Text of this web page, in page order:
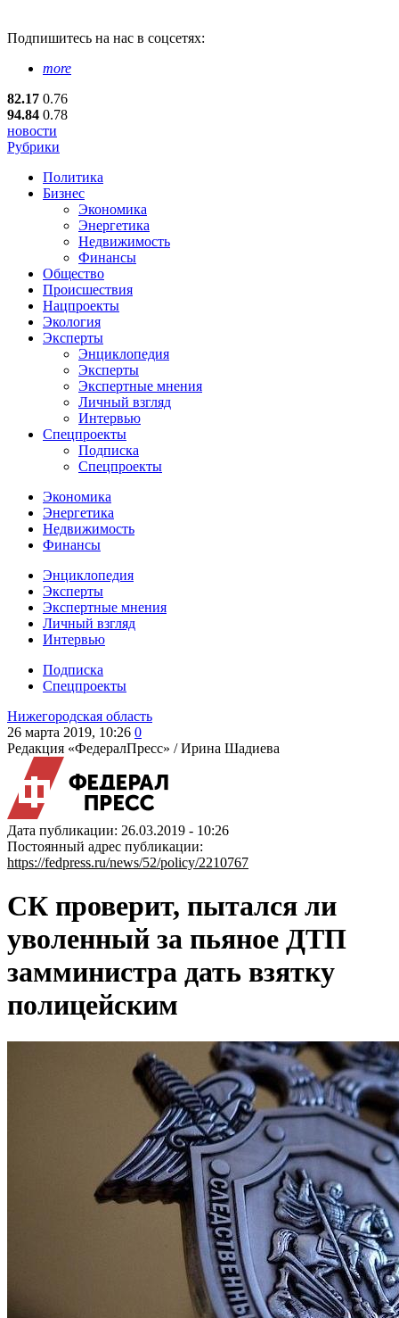
Подпишитесь на нас в соцсетях:
more
82.17 0.76
94.84 0.78
новости
Рубрики
Политика
Бизнес
Экономика
Энергетика
Недвижимость
Финансы
Общество
Происшествия
Нацпроекты
Экология
Эксперты
Энциклопедия
Эксперты
Экспертные мнения
Личный взгляд
Интервью
Спецпроекты
Подписка
Спецпроекты
Экономика
Энергетика
Недвижимость
Финансы
Энциклопедия
Эксперты
Экспертные мнения
Личный взгляд
Интервью
Подписка
Спецпроекты
Нижегородская область
26 марта 2019, 10:26 0
Редакция «ФедералПресс» /Ирина Шадиева
Дата публикации: 26.03.2019 - 10:26
Постоянный адрес публикации:
https://fedpress.ru/news/52/policy/2210767
СК проверит, пытался ли
уволенный за пьяное ДТП
замминистра дать взятку
полицейским